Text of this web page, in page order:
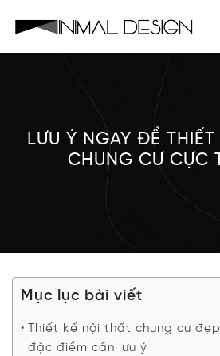
LƯU Ý NGAY ĐỂ
CHUNG CƯ CỰC
Mục lục bài viết
Thiết kế nội thất chung cư
đặc điểm cần lưu ý